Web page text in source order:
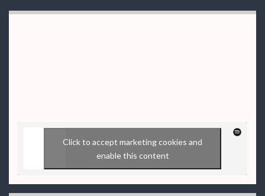
Click to accept marketing cookies and
enable this content